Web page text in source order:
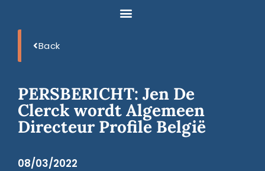
Back
PERSBERICHT: Jen De
Clerck wordt Algemeen
Directeur Profile België
08/03/2022